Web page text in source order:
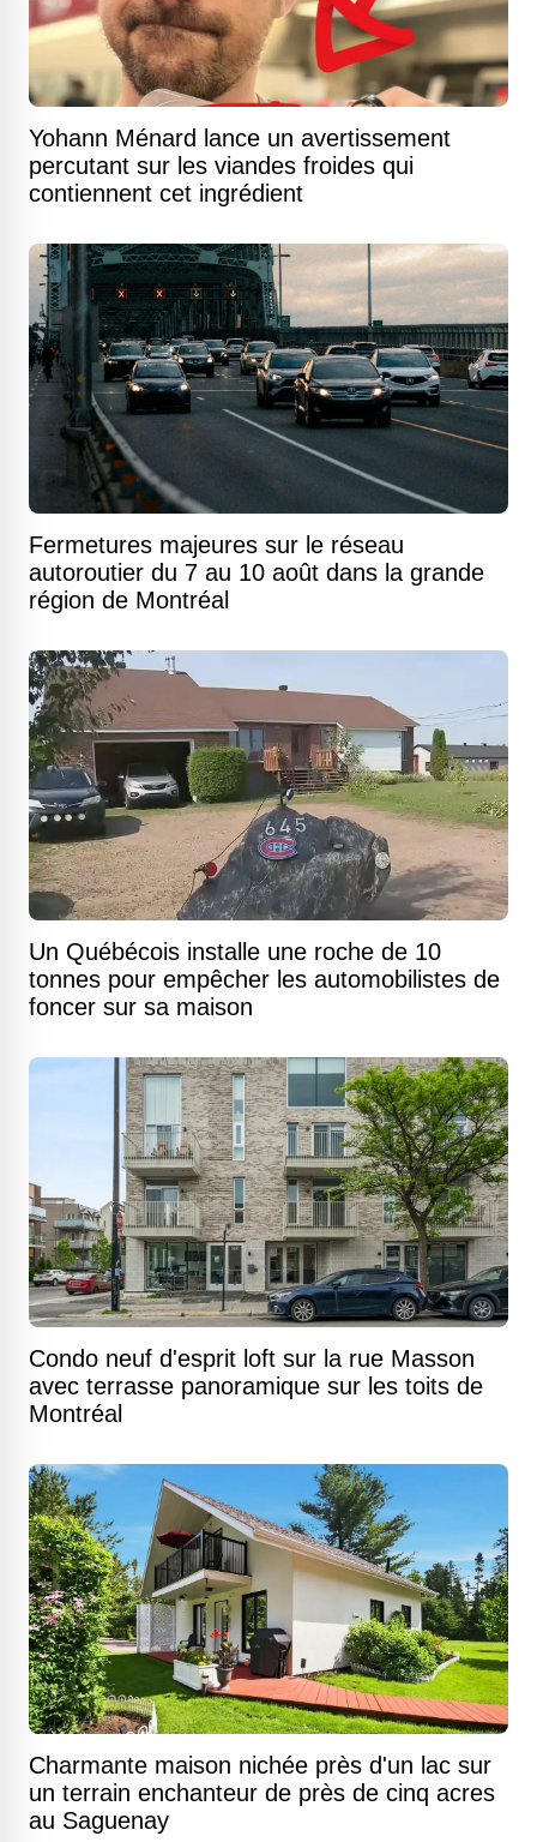
Yohann Ménard lance un avertissement
percutant sur les viandes froides qui
contiennent cet ingrédient
Fermetures majeures sur le réseau
autoroutier du 7 au 10 août dans la grande
région de Montréal
Un Québécois installe une roche de 10
tonnes pour empêcher les automobilistes de
foncer sur sa maison
Condo neuf d'esprit loft sur la rue Masson
avec terrasse panoramique sur les toits de
Montréal
Charmante maison nichée près d'un lac sur
un terrain enchanteur de près de cinq acres
au Saguenay